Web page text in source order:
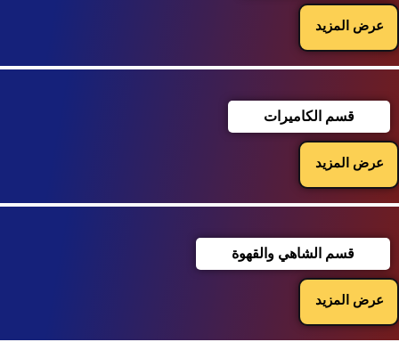
عرض المزيد
قسم الكاميرات
عرض المزيد
قسم الشاهي والقهوة
عرض المزيد